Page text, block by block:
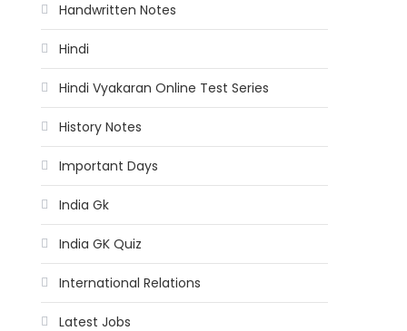
Handwritten Notes
Hindi
Hindi Vyakaran Online Test Series
History Notes
Important Days
India Gk
India GK Quiz
International Relations
Latest Jobs